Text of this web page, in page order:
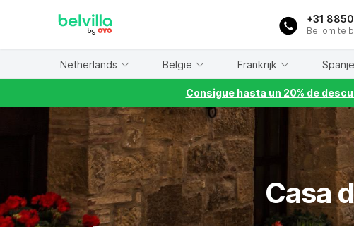
+31
Bel om te
Netherlands België Frankrijk Spanje
Consigue hasta un 20% de
Casa